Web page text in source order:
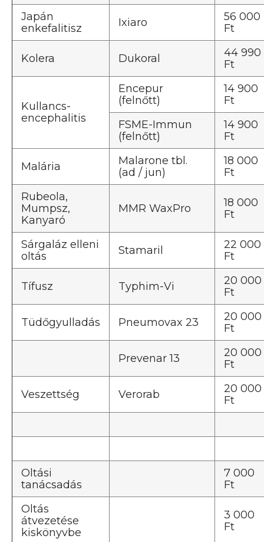
Japán
enkefalitisz
Ixiaro
56 000
Ft
Kolera Dukoral
44 990
Ft
Kullancs-
encephalitis
Encepur
(felnőtt)
14 900
Ft
FSME-Immun
(felnőtt)
14 900
Ft
Malária
Malarone tbl.
(ad / jun)
18 000
Ft
Rubeola,
Mumpsz,
Kanyaró
MMR WaxPro
18 000
Ft
Sárgaláz elleni
oltás
Stamaril
22 000
Ft
Tífusz Typhim-Vi
20 000
Ft
Tüdőgyulladás Pneumovax 23
20 000
Ft
Prevenar 13
20 000
Ft
Veszettség Verorab
20 000
Ft
Oltási
tanácsadás
7 000
Ft
Oltás
átvezetése
kiskönyvbe
3 000
Ft